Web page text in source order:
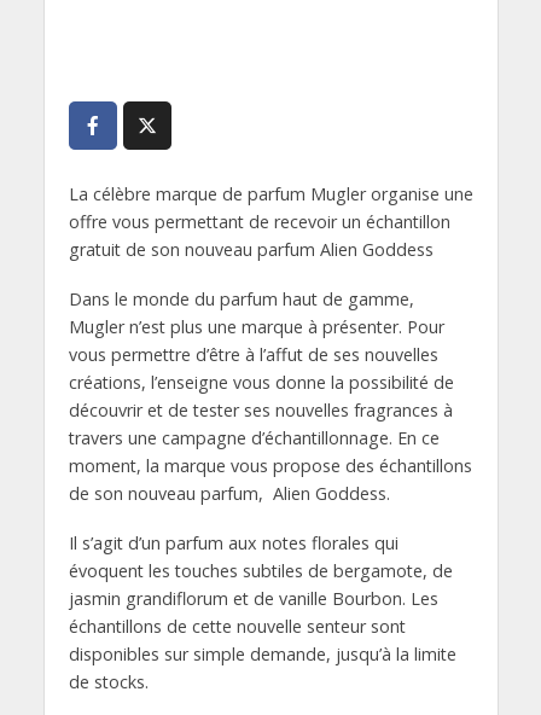
La célèbre marque de parfum Mugler organise une
offre vous permettant de recevoir un échantillon
gratuit de son nouveau parfum Alien Goddess
Dans le monde du parfum haut de gamme,
Mugler n’est plus une marque à présenter. Pour
vous permettre d’être à l’affut de ses nouvelles
créations, l’enseigne vous donne la possibilité de
découvrir et de tester ses nouvelles fragrances à
travers une campagne d’échantillonnage. En ce
moment, la marque vous propose des échantillons
de son nouveau parfum, Alien Goddess.
Il s’agit d’un parfum aux notes florales qui
évoquent les touches subtiles de bergamote, de
jasmin grandiflorum et de vanille Bourbon. Les
échantillons de cette nouvelle senteur sont
disponibles sur simple demande, jusqu’à la limite
de stocks.